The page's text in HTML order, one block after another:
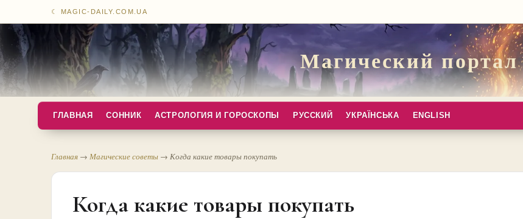
☾ MAGIC-DAILY.COM.UA
Магический портал
ГЛАВНАЯ СОННИК АСТРОЛОГИЯ И ГОРОСКОПЫ РУССКИЙ УКРАЇНСЬКА ENGLISH
Главная → Магические советы → Когда какие товары покупать
Когда какие товары покупать